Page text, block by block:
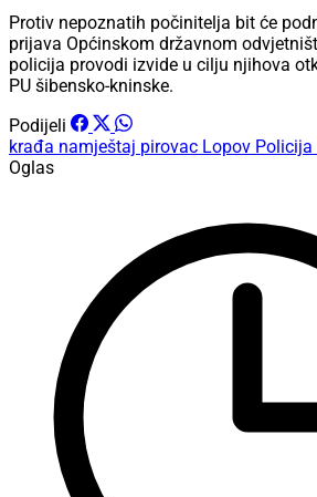
Protiv nepoznatih počinitelja bit će
prijava Općinskom državnom
policija provodi izvide u cilju njihova
PU šibensko-kninske.
Podijeli
krađa namještaj pirovac Lopov Policija
Oglas